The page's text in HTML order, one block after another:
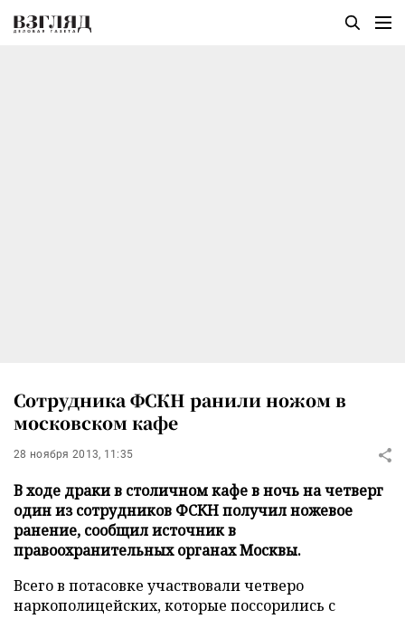
Сотрудника ФСКН ранили ножом в
московском кафе
28 ноября 2013, 11:35
В ходе драки в столичном кафе в ночь на четверг
один из сотрудников ФСКН получил ножевое
ранение, сообщил источник в
правоохранительных органах Москвы.
Всего в потасовке участвовали четверо
наркополицейских, которые поссорились с